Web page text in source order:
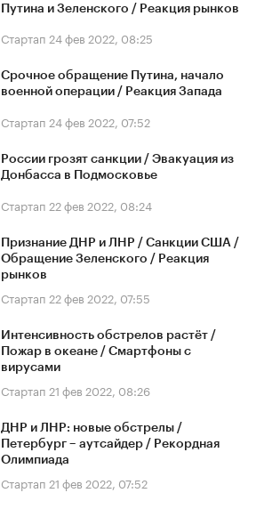
Путина и Зеленского / Реакция рынков
Стартап 24 фев 2022, 08:25
Срочное обращение Путина, начало
военной операции / Реакция Запада
Стартап 24 фев 2022, 07:52
России грозят санкции / Эвакуация из
Донбасса в Подмосковье
Стартап 22 фев 2022, 08:24
Признание ДНР и ЛНР / Санкции США /
Обращение Зеленского / Реакция
рынков
Стартап 22 фев 2022, 07:55
Интенсивность обстрелов растёт /
Пожар в океане / Смартфоны с
вирусами
Стартап 21 фев 2022, 08:26
ДНР и ЛНР: новые обстрелы /
Петербург – аутсайдер / Рекордная
Олимпиада
Стартап 21 фев 2022, 07:52